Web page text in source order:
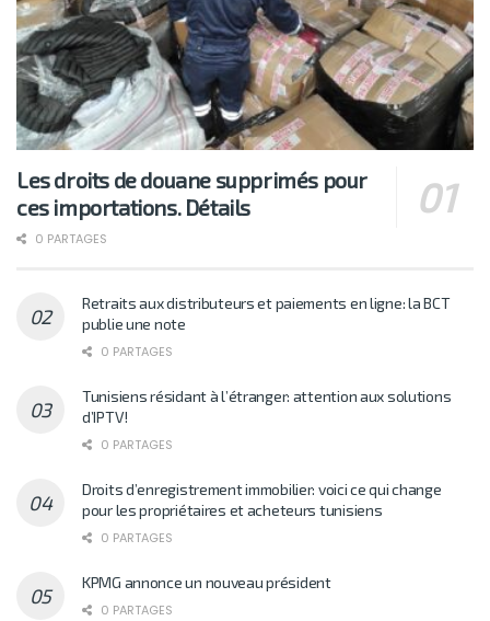
Les droits de douane supprimés pour
ces importations. Détails
0 PARTAGES
Retraits aux distributeurs et paiements en ligne: la BCT
publie une note
0 PARTAGES
Tunisiens résidant à l’étranger: attention aux solutions
d’IPTV!
0 PARTAGES
Droits d’enregistrement immobilier: voici ce qui change
pour les propriétaires et acheteurs tunisiens
0 PARTAGES
KPMG annonce un nouveau président
0 PARTAGES